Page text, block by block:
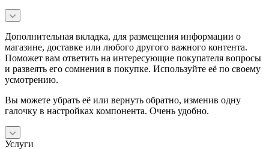
Дополнительная вкладка, для размещения информации о
магазине, доставке или любого другого важного контента.
Поможет вам ответить на интересующие покупателя вопросы
и развеять его сомнения в покупке. Используйте её по своему
усмотрению.
Вы можете убрать её или вернуть обратно, изменив одну
галочку в настройках компонента. Очень удобно.
Услуги